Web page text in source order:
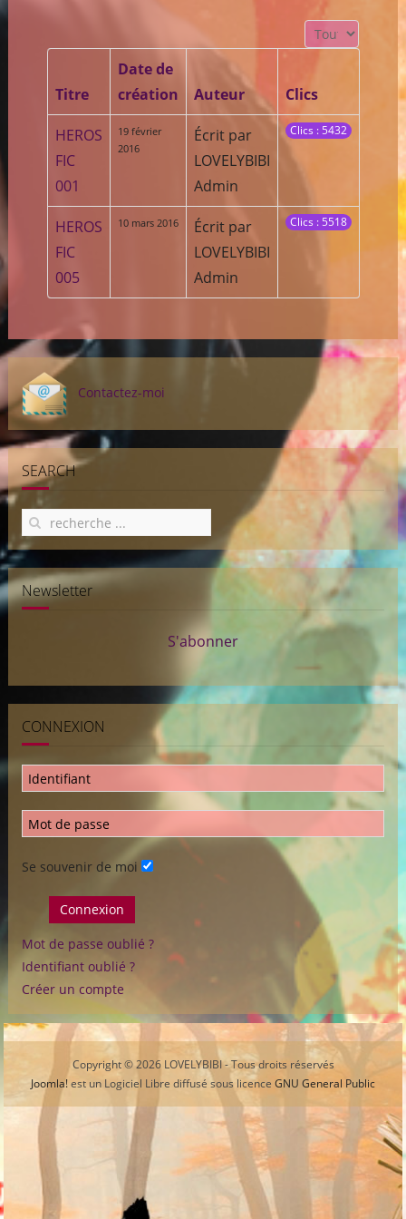
Affichage #
Titre
Date de
création
Auteur Clics
HEROS
FIC
001
19 février
2016
Écrit par
LOVELYBIBI
Admin
Clics : 5432
HEROS
FIC
005
10 mars 2016
Écrit par
LOVELYBIBI
Admin
Clics : 5518
Contactez-moi
SEARCH
Newsletter
S'abonner
CONNEXION
Se souvenir de moi
Connexion
Mot de passe oublié ?
Identifiant oublié ?
Créer un compte
Copyright © 2026 LOVELYBIBI - Tous droits réservés
Joomla!est un Logiciel Libre diffusé sous licence GNU General Public